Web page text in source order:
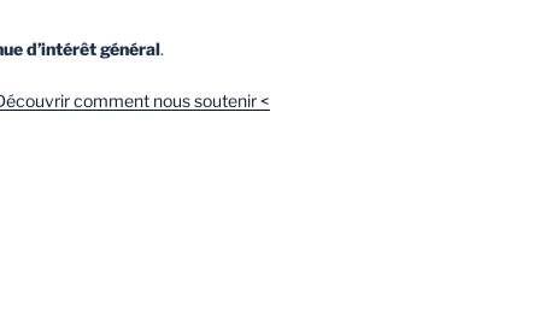
d’intérêt général.
comment nous soutenir <